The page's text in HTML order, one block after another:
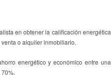
en obtener la calificación energética
o alquiler inmobiliario.
energético y económico entre una